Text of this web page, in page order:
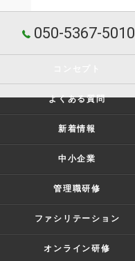
050-5367-5010
よくある質問
新着情報
中小企業
管理職研修
ファシリテーション
オンライン研修